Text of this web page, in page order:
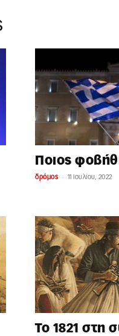
Ποιος
δρόμος - 11 Ιουλίου, 2022
Το 1821 στη